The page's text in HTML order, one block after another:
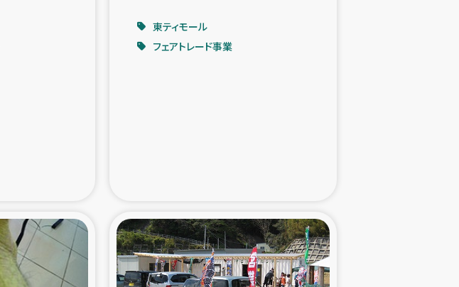
ガザ地区酪農を通した女性グループの生計支援
デニヤヤ小規模紅茶農家支援
アイナロ県マウベシ郡でのコーヒー畑改善事業
東ティモール
フェアトレード事業